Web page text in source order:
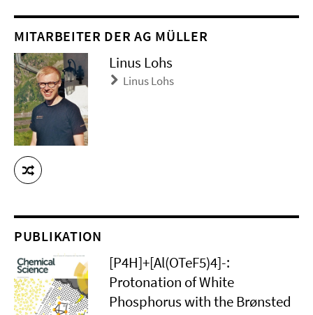
MITARBEITER DER AG MÜLLER
Linus Lohs
Linus Lohs
PUBLIKATION
[P4H]+[Al(OTeF5)4]-:
Protonation of White
Phosphorus with the Brønsted